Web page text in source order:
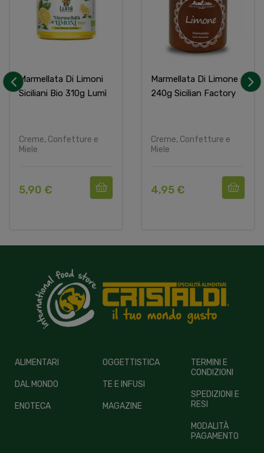
Marmellata Di Limoni
Siciliani Bio 310g Lumì
Creme, Confetture e
Miele
5,90 €
Marmellata Di Limone
240g Sicilian Factory
Creme, Confetture e
Miele
4,95 €
ALIMENTARI
DAL MONDO
ENOTECA
OGGETTISTICA
TE E INFUSI
MAGAZINE
TERMINI E
CONDIZIONI
SPEDIZIONI E
RESI
MODALITÀ
PAGAMENTO